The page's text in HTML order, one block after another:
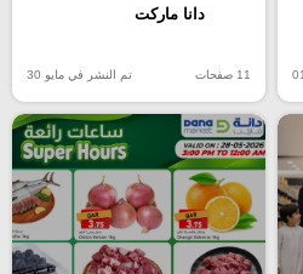
دانا ماركت
11 صفحات تم النشر في مايو 30